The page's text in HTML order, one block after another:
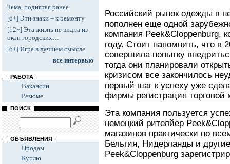
Тема, поднятая ранее
[6+] Эти знаки – к ремонту
[12+] Эта жизнь не видна из
окон городских…
[6+] Игра в лучшем смысле
все интервью
РАБОТА
Вакансии
Резюме
ПОИСК
ОБЪЯВЛЕНИЯ
Продам
Куплю
Российский рынок одежды в
пополнен еще одной
компания Peek&Cloppenburg,
году. Стоит напомнить, что в
совершила попытку
тогда они планировали
кризисом все закончилось
первый шаг к успеху уже
фирмы регистрация торговой
Эта компания пользуется
немецкий рителйер
магазинов практически по
Бельгия, Нидерланды и
Peek&Cloppenburg